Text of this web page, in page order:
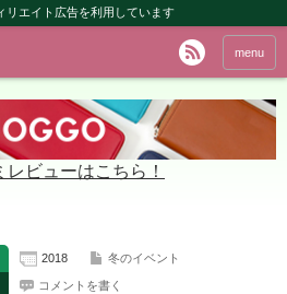
リエイト広告を利用しています
menu
レビューはこちら！
2018 冬のイベント
コメントを書く